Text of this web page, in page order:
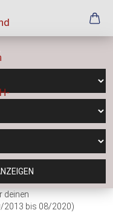
deinen
2013 bis 08/2020)